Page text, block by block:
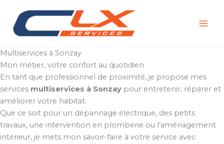
contenu
Multiservices à Sonzay
Mon métier, votre confort au quotidien
En tant que professionnel de proximité, je propose mes
services multiservices à Sonzay pour entretenir, réparer et
améliorer votre habitat.
Que ce soit pour un dépannage électrique, des petits
travaux, une intervention en plomberie ou l’aménagement
intérieur, je mets mon savoir-faire à votre service avec